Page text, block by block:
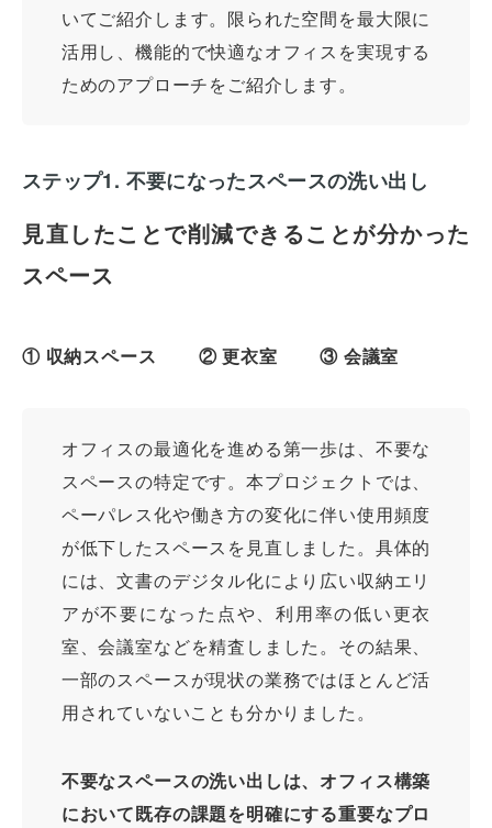
いてご紹介します。限られた空間を最大限に
活用し、機能的で快適なオフィスを実現する
ためのアプローチをご紹介します。
ステップ1. 不要になったスペースの洗い出し
見直したことで削減できることが分かった
スペース
① 収納スペース ② 更衣室 ③ 会議室
オフィスの最適化を進める第一歩は、不要な
スペースの特定です。本プロジェクトでは、
ペーパレス化や働き方の変化に伴い使用頻度
が低下したスペースを見直しました。具体的
には、文書のデジタル化により広い収納エリ
アが不要になった点や、利用率の低い更衣
室、会議室などを精査しました。その結果、
一部のスペースが現状の業務ではほとんど活
用されていないことも分かりました。
不要なスペースの洗い出しは、オフィス構築
において既存の課題を明確にする重要なプロ